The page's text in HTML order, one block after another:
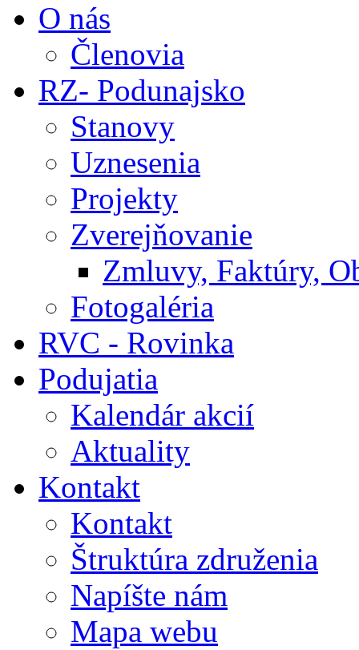
O nás
Členovia
RZ- Podunajsko
Stanovy
Uznesenia
Projekty
Zverejňovanie
Zmluvy, Faktúry,
Fotogaléria
RVC - Rovinka
Podujatia
Kalendár akcií
Aktuality
Kontakt
Kontakt
Štruktúra združenia
Napíšte nám
Mapa webu